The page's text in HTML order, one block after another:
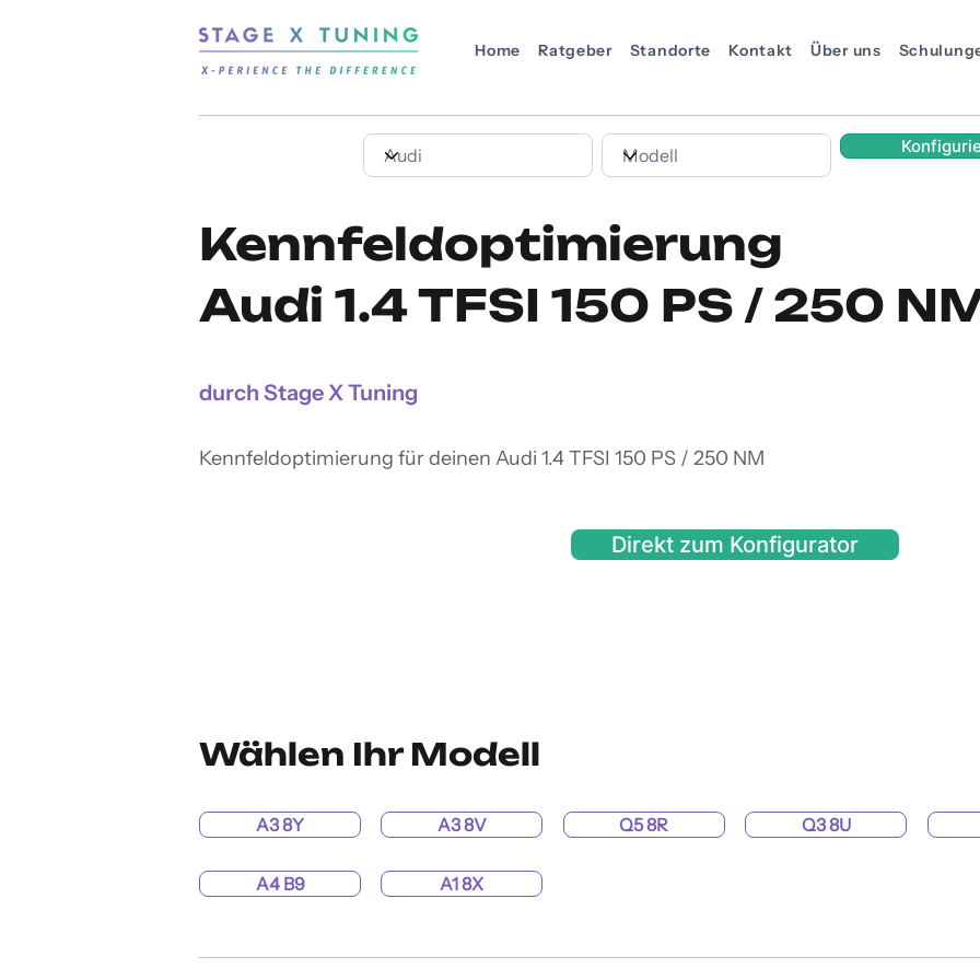
Home Ratgeber Standorte Kontakt Über uns
Kennfeldoptimierung
Audi 1.4 TFSI 150 PS / 250
durch Stage X Tuning
Kennfeldoptimierung für deinen Audi 1.4 TFSI 150 PS / 250 NM
Direkt zum Konfigurator
Wählen Ihr Modell
A3 8Y
A4 B9
A3 8V
A1 8X
Q5 8R Q3 8U